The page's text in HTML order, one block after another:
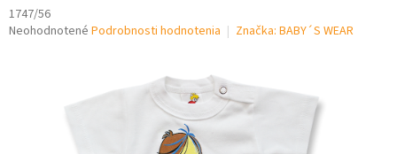
1747/56
Priemerné
Neohodnotené Podrobnosti hodnotenia Značka: BABY´S WEAR